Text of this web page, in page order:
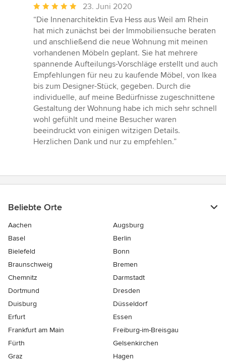
Durchschnittliche
Bewertung:
5
von
5
Sternen
23. Juni 2020
“Die Innenarchitektin Eva Hess aus Weil am Rhein
hat mich zunächst bei der Immobiliensuche beraten
und anschließend die neue Wohnung mit meinen
vorhandenen Möbeln geplant. Sie hat mehrere
spannende Aufteilungs-Vorschläge erstellt und auch
Empfehlungen für neu zu kaufende Möbel, von Ikea
bis zum Designer-Stück, gegeben. Durch die
individuelle, auf meine Bedürfnisse zugeschnittene
Gestaltung der Wohnung habe ich mich sehr schnell
wohl gefühlt und meine Besucher waren
beeindruckt von einigen witzigen Details.
Herzlichen Dank und nur zu empfehlen.”
Beliebte Orte
Aachen
Augsburg
Basel
Berlin
Bielefeld
Bonn
Braunschweig
Bremen
Chemnitz
Darmstadt
Dortmund
Dresden
Duisburg
Düsseldorf
Erfurt
Essen
Frankfurt am Main
Freiburg-im-Breisgau
Fürth
Gelsenkirchen
Graz
Hagen